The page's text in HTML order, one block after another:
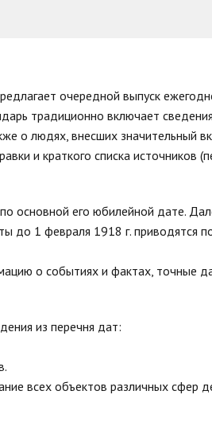
очередной выпуск
традиционно включает
о людях, внесших значительный
и краткого списка источников
основной его юбилейной дате.
до 1 февраля 1918 г. приводятся
о событиях и фактах, точные
из перечня дат:
всех объектов различных сфер